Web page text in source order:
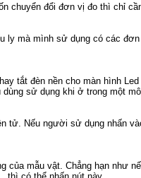
chuyển đổi đơn vị đo thì chỉ
ly mà mình sử dụng có các
tắt đèn nền cho màn hình
sử dụng khi ở trong một
tử. Nếu người sử dụng nhấn
của mẫu vật. Chẳng hạn như